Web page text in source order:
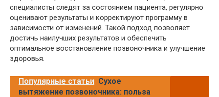
специалисты следят за состоянием пациента, регулярно
оценивают результаты и корректируют программу в
зависимости от изменений. Такой подход позволяет
достичь наилучших результатов и обеспечить
оптимальное восстановление позвоночника и улучшение
здоровья.
Популярные статьи Сухое
вытяжение позвоночника: польза